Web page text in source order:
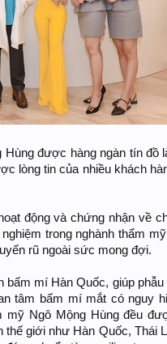
Hùng được hàng ngàn tín đồ
lòng tin của nhiều khách
động và chứng nhận về
trong nghành thẩm
rũ ngoài sức mong đợi.
bấm mí Hàn Quốc, giúp
tâm bấm mí mắt có nguy
mỹ Ngô Mộng Hùng đều
thế giới như Hàn Quốc,